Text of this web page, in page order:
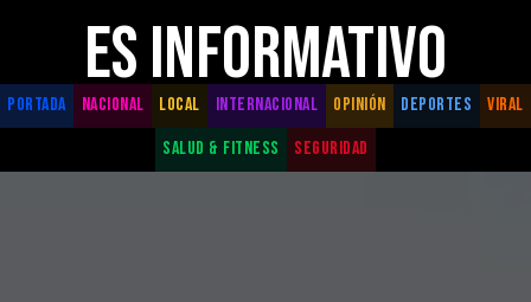
ES INFORMATIVO
PORTADA NACIONAL LOCAL INTERNACIONAL OPINIÓN DEPORTES
VIRAL
SALUD & FITNESS
SEGURIDAD